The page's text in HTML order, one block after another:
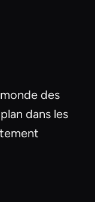
des
dans les